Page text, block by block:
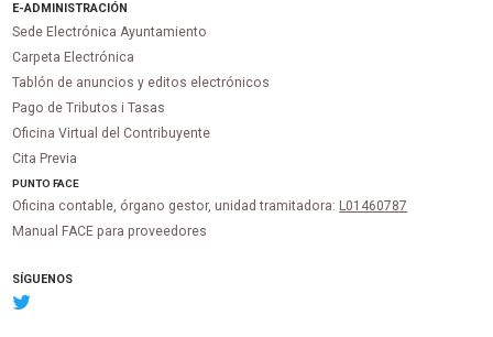
E-ADMINISTRACIÓN
Sede Electrónica Ayuntamiento
Carpeta Electrónica
Tablón de anuncios y editos electrónicos
Pago de Tributos i Tasas
Oficina Virtual del Contribuyente
Cita Previa
PUNTOFACE
Oficina contable, órgano gestor, unidad tramitadora: L01460787
Manual FACE para proveedores
SÍGUENOS